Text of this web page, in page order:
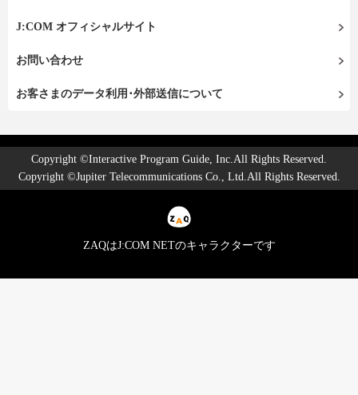
J:COM オフィシャルサイト
お問い合わせ
お客さまのデータ利用･外部送信について
Copyright ©Interactive Program Guide, Inc.All Rights Reserved.
Copyright ©Jupiter Telecommunications Co., Ltd.All Rights Reserved.
ZAQはJ:COM NETのキャラクターです